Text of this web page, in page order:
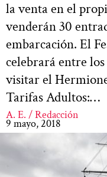
la venta en el
venderán 30
embarcación. El
celebrará entre
visitar el
Tarifas Adultos:…
A. E. / Redacción
9 mayo, 2018